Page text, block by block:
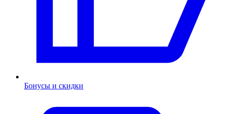
Бонусы и скидки